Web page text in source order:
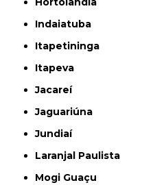
Indaiatuba
Itapetininga
Itapeva
Jacareí
Jaguariúna
Jundiaí
Laranjal Paulista
Mogi Guaçu